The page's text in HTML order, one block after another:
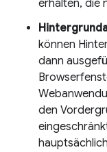
erhalten, die
können
dann
den